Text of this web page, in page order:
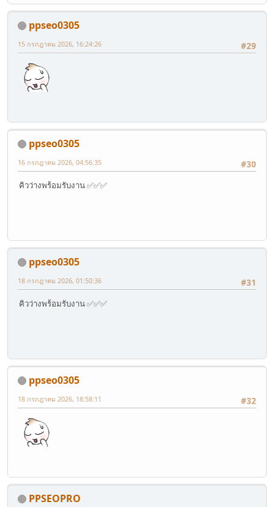
ppseo0305
#29
15 กรกฎาคม 2026, 16:24:26
ppseo0305
#30
16 กรกฎาคม 2026, 04:56:35
คิวว่างพร้อมรับงาน ✅✅✅
ppseo0305
#31
18 กรกฎาคม 2026, 01:50:36
คิวว่างพร้อมรับงาน ✅✅✅
ppseo0305
#32
18 กรกฎาคม 2026, 18:58:11
PPSEOPRO